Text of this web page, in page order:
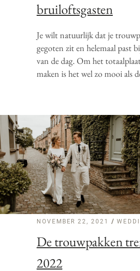
bruiloftsgasten
Je wilt natuurlijk dat je
gegoten zit en helemaal past
van de dag. Om het
maken is het wel zo mooi als
NOVEMBER 22, 2021
De trouwpakken
2022